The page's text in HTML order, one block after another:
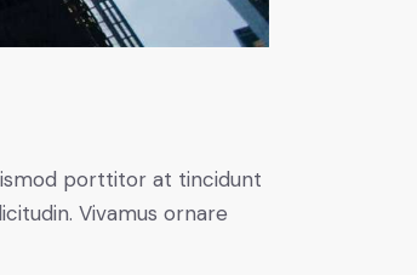
porttitor at tincidunt
Vivamus ornare